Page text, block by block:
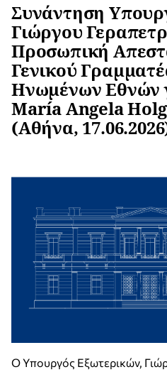
Συνάντηση
Γιώργου
Προσωπική
Γενικού
Ηνωμένων Εθνών
María Angela
(Αθήνα,
Ο Υπουργός Εξωτερικών,